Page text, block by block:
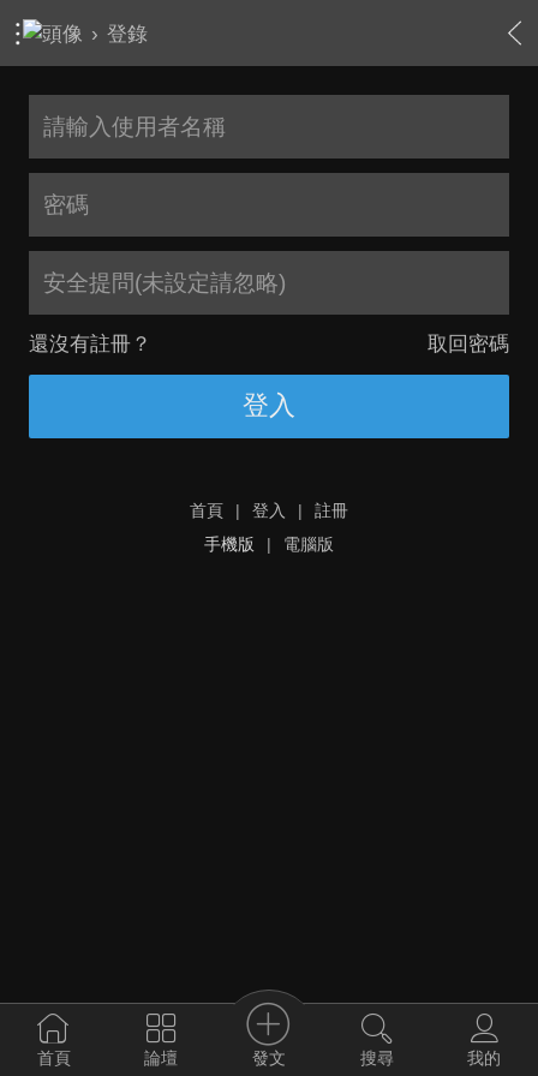
› 登錄
安全提問(未設定請忽略)
還沒有註冊？ 取回密碼
登入
首頁 | 登入 |
註冊
手機版
| 電腦版
首頁 論壇 發文 搜尋 我的